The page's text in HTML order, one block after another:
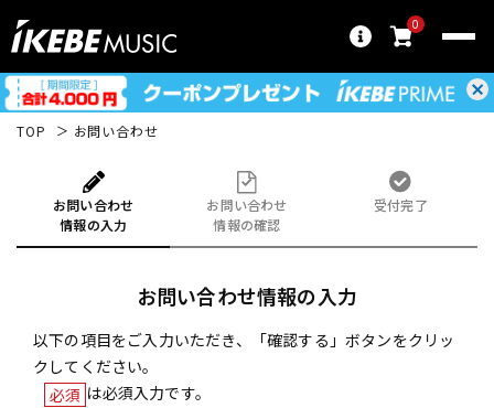
0
TOP お問い合わせ
お問い合わせ
情報の入力
お問い合わせ
情報の確認
受付完了
お問い合わせ情報の入力
以下の項目をご入力いただき、「確認する」ボタンをクリッ
クしてください。
必須 は必須入力です。